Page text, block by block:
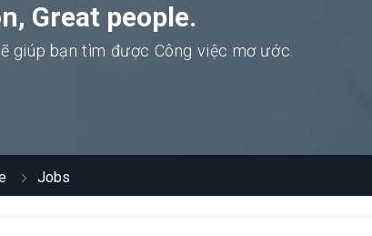
Great people.
giúp bạn tìm được Công việc mơ ước.
Jobs